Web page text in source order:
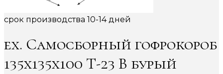
срок производства 10-14 дней
ex. Самосборный гофрокороб
135х135х100 Т-23 В бурый